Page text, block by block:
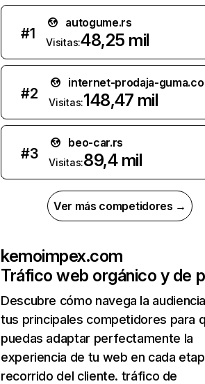
#1
autogume.rs
Visitas:48,25 mil
#2
internet-prodaja-
Visitas:148,47 mil
#3
beo-car.rs
Visitas:89,4 mil
Ver más competidores →
kemoimpex.com
Tráfico web orgánico y de
Descubre cómo navega la
tus principales competidores para
puedas adaptar perfectamente la
experiencia de tu web en cada
recorrido del cliente. tráfico de